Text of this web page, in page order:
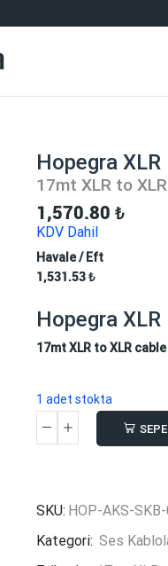
Hopegra
17mt XLR to
1,570.80 ₺
KDV Dahil
Havale / Eft
1,531.53₺
Hopegra
17mt XLR to XLR cable
1 adet stokta
Hopegra
Cable
adet
SKU: HOP-AKS-
Kategori: Ses